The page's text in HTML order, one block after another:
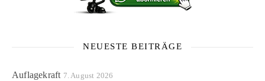
NEUESTE BEITRÄGE
Auflagekraft 7. August 2026